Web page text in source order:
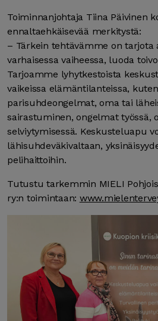
Toiminnanjohtaja Tiina Päivinen
ennaltaehkäisevää merkitystä:
– Tärkein tehtävämme on tarjota
varhaisessa vaiheessa, luoda
Tarjoamme lyhytkestoista
vaikeissa elämäntilanteissa,
parisuhdeongelmat, oma tai
sairastuminen, ongelmat työssä,
selviytymisessä. Keskusteluapu
lähisuhdeväkivaltaan,
pelihaittoihin.
Tutustu tarkemmin MIELI
ry:n toimintaan: